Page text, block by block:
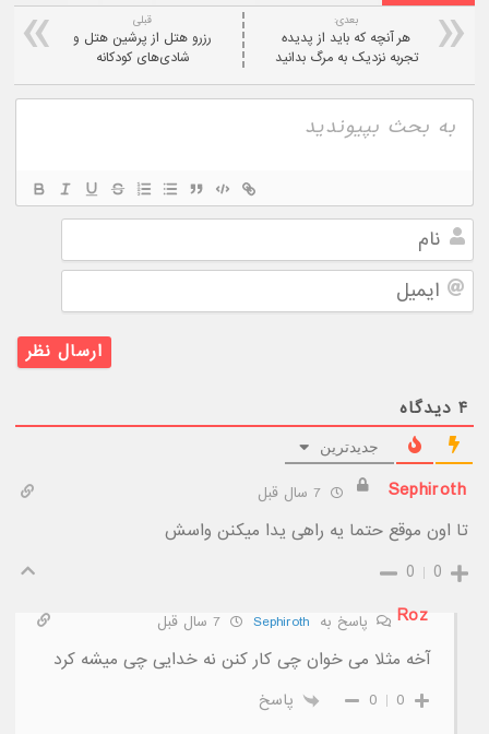
قبلی
رزرو هتل از پرشین هتل و
شادی‌های کودکانه
بعدی:
هر آنچه که باید از پدیده
تجربه نزدیک به مرگ بدانید
ایمیل
۴ دیدگاه
جدیدترین
Sephiroth 7 سال قبل
تا اون موقع حتما یه راهی یدا میکنن واسش
0
0
Roz
پاسخ بهSephiroth 7 سال قبل
آخه مثلا می خوان چی کار کنن نه خدایی چی میشه کرد
0
0 پاسخ